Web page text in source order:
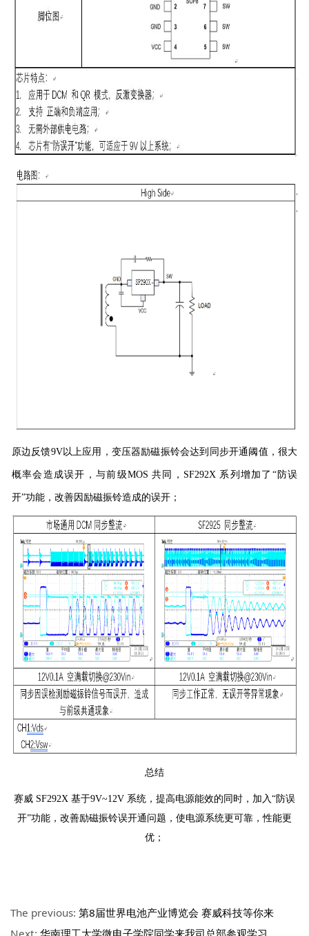
原边反馈9V以上应用，变压器励磁振铃会达到同步开通阈值，很大
概率会造成误开，与前级MOS 共同，SF292X 系列增加了“防误
开”功能，改善因励磁振铃造成的误开；
总结
赛威 SF292X 基于9V~12V 系统，提高电源能效的同时，加入“防误
开”功能，改善励磁振铃误开通问题，使电源系统更可靠，性能更
优；
The previous:第8届世界电池产业博览会 赛威科技等你来